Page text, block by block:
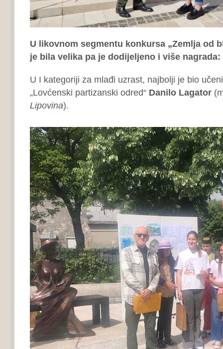
U likovnom segmentu konkursa „Zemlja od
je bila velika pa je dodijeljeno i više nagrada:
U I kategoriji za mlađi uzrast, najbolji je bio
„Lovćenski partizanski odred“ Danilo Lagator
Lipovina).